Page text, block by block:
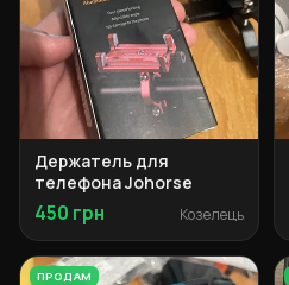
Держатель для
телефона Johorse
450 грн Козелець
ПРОДАМ